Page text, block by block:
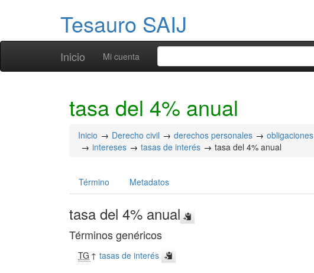
Tesauro SAIJ
Inicio Mi cuenta
tasa del 4% anual
Inicio Derecho civil derechos personales obligaciones
intereses
tasas de interés tasa del 4% anual
Término Metadatos
tasa del 4% anual
Términos genéricos
TG ↑tasas de interés